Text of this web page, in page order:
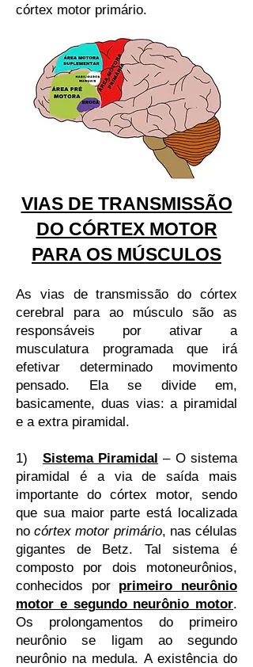
córtex motor primário.
VIAS DE TRANSMISSÃO
DO CÓRTEX MOTOR
PARA OS MÚSCULOS
As vias de transmissão do córtex
cerebral para ao músculo são as
responsáveis por ativar a
musculatura programada que irá
efetivar determinado movimento
pensado. Ela se divide em,
basicamente, duas vias: a piramidal
e a extra piramidal.
1) Sistema Piramidal – O sistema
piramidal é a via de saída mais
importante do córtex motor, sendo
que sua maior parte está localizada
nocórtex motor primário, nas células
gigantes de Betz. Tal sistema é
composto por dois motoneurônios,
conhecidos por primeiro neurônio
motor e segundo neurônio motor.
Os prolongamentos do primeiro
neurônio se ligam ao segundo
neurônio na medula. A existência do